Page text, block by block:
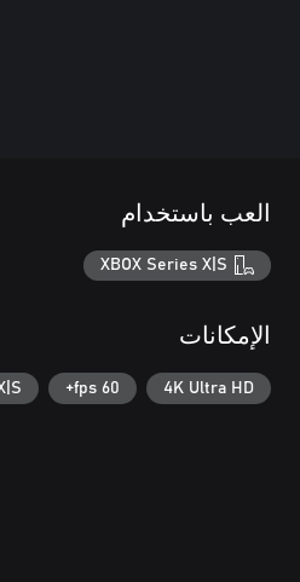
العب باستخدام
XBOX Series X|S
الإمكانات
4K Ultra HD
60 fps+